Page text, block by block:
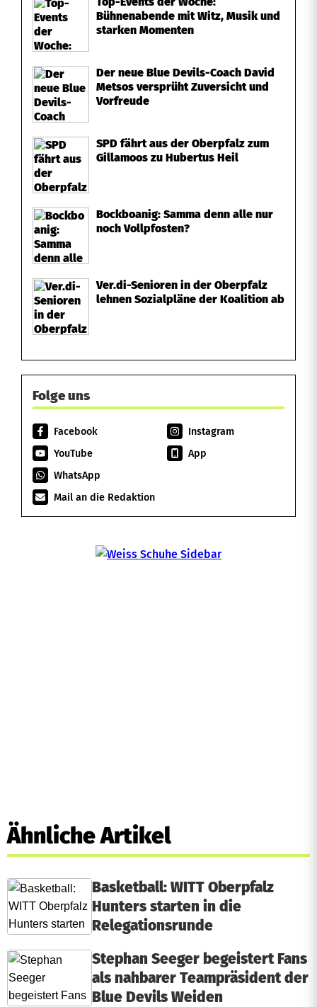
Bühnenabende mit Witz, Musik und
starken Momenten
Der neue Blue Devils-Coach David
Metsos versprüht Zuversicht und
Vorfreude
SPD fährt aus der Oberpfalz zum
Gillamoos zu Hubertus Heil
Bockboanig: Samma denn alle nur
noch Vollpfosten?
Ver.di-Senioren in der Oberpfalz
lehnen Sozialpläne der Koalition ab
Folge uns
Facebook
Instagram
YouTube
App
WhatsApp
Mail an die Redaktion
Ähnliche Artikel
Basketball: WITT Oberpfalz
Hunters starten in die
Relegationsrunde
Stephan Seeger begeistert Fans
als nahbarer Teampräsident der
Blue Devils Weiden